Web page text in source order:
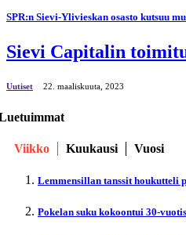
SPR:n Sievi-Ylivieskan osasto kutsuu
Sievi Capitalin
Uutiset 22. maaliskuuta, 2023
Viikko Kuukausi Vuosi
Lemmensillan tanssit houkutteli
Pokelan suku kokoontui 30-